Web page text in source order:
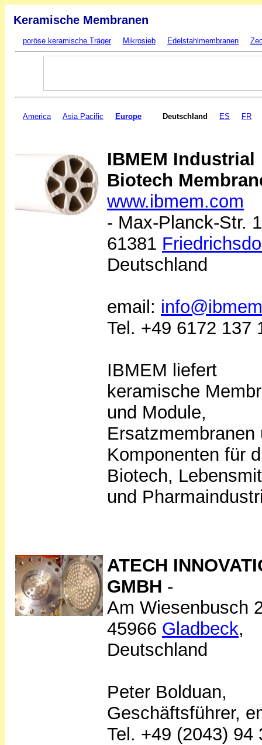
Keramische Membranen
poröse keramische Träger Mikrosieb Edelstahlmembranen
America Asia Pacific Europe Deutschland ES FR
IBMEM Industrial
Biotech
www.ibmem.com
- Max-Planck-Str.
61381
Deutschland
email:
Tel. +49 6172 137
IBMEM liefert
keramische
und Module,
Ersatzmembranen
Komponenten für
Biotech,
und
ATECH
GMBH -
Am Wiesenbusch
45966 Gladbeck,
Deutschland
Peter Bolduan,
Geschäftsführer,
Tel. +49 (2043) 94